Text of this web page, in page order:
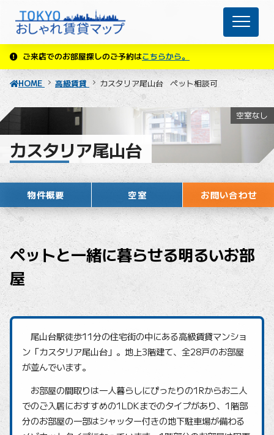
ご来店でのお部屋探しのご予約はこちらから。
HOME 高級賃貸 カスタリア尾山台 ペット相談可
カスタリア尾山台
空室なし
物件概要 空室 お問い合わせ
ペットと一緒に暮らせる明るいお部
屋
尾山台駅徒歩11分の住宅街の中にある高級賃貸マンショ
ン「カスタリア尾山台」。地上3階建て、全28戸のお部屋
が並んでいます。
お部屋の間取りは一人暮らしにぴったりの1Rからお二人
でのご入居におすすめの1LDKまでのタイプがあり、1階部
分のお部屋の一部はシャッター付きの地下駐車場が備わる